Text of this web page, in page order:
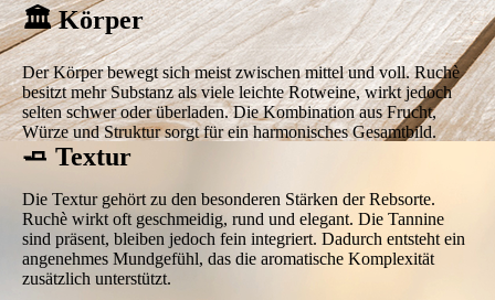
🏛️ Körper
Der Körper bewegt sich meist zwischen mittel und voll. Ruchè
besitzt mehr Substanz als viele leichte Rotweine, wirkt jedoch
selten schwer oder überladen. Die Kombination aus Frucht,
Würze und Struktur sorgt für ein harmonisches Gesamtbild.
🧈 Textur
Die Textur gehört zu den besonderen Stärken der Rebsorte.
Ruchè wirkt oft geschmeidig, rund und elegant. Die Tannine
sind präsent, bleiben jedoch fein integriert. Dadurch entsteht ein
angenehmes Mundgefühl, das die aromatische Komplexität
zusätzlich unterstützt.